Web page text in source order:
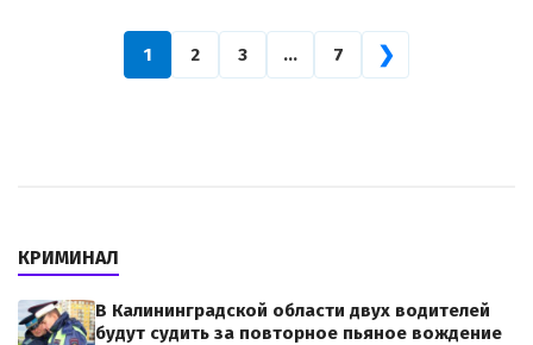
1 2 3 … 7 ❯
КРИМИНАЛ
В Калининградской области двух водителей
будут судить за повторное пьяное вождение